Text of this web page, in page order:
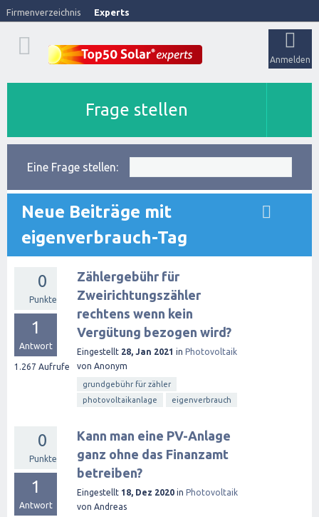
Firmenverzeichnis Experts
Anmelden
Frage stellen
Eine Frage stellen:
Neue Beiträge mit
eigenverbrauch-Tag
0
Punkte
1
Antwort
1.267 Aufrufe
Zählergebühr für
Zweirichtungszähler
rechtens wenn kein
Vergütung bezogen wird?
Eingestellt 28, Jan 2021 in Photovoltaik
von Anonym
grundgebühr für zähler
photovoltaikanlage
eigenverbrauch
0
Punkte
1
Antwort
Kann man eine PV-Anlage
ganz ohne das Finanzamt
betreiben?
Eingestellt 18, Dez 2020 in Photovoltaik
von Andreas